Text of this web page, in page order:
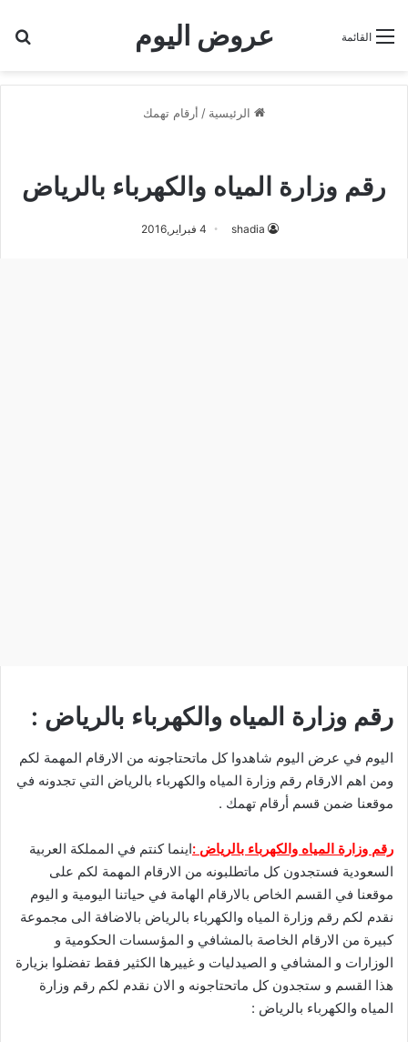
عروض اليوم القائمة
الرئيسية / أرقام تهمك
رقم وزارة المياه والكهرباء بالرياض
shadia 4 فبراير,2016
رقم وزارة المياه والكهرباء بالرياض :
اليوم في عرض اليوم شاهدوا كل ماتحتاجونه من الارقام المهمة لكم
ومن اهم الارقام رقم وزارة المياه والكهرباء بالرياض التي تجدونه في
موقعنا ضمن قسم أرقام تهمك .
رقم وزارة المياه والكهرباء بالرياض :اينما كنتم في المملكة العربية
السعودية فستجدون كل ماتطلبونه من الارقام المهمة لكم على
موقعنا في القسم الخاص بالارقام الهامة في حياتنا اليومية و اليوم
نقدم لكم رقم وزارة المياه والكهرباء بالرياض بالاضافة الى مجموعة
كبيرة من الارقام الخاصة بالمشافي و المؤسسات الحكومية و
الوزارات و المشافي و الصيدليات و غييرها الكثير فقط تفضلوا بزيارة
هذا القسم و ستجدون كل ماتحتاجونه و الان نقدم لكم رقم وزارة
المياه والكهرباء بالرياض :